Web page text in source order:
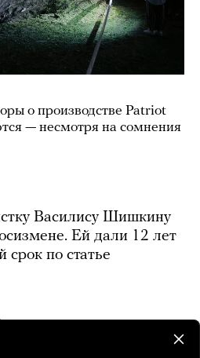
о производстве Patriot
— несмотря на сомнения
Василису Шишкину
Ей дали 12 лет
по статье
ВСУ в 2024